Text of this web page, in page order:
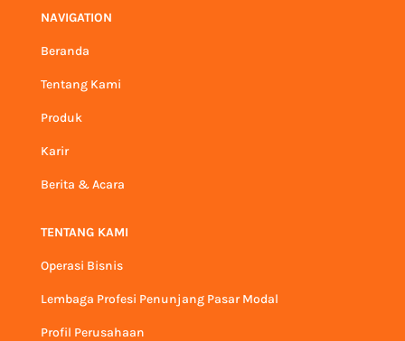
NAVIGATION
Beranda
Tentang Kami
Produk
Karir
Berita & Acara
TENTANG KAMI
Operasi Bisnis
Lembaga Profesi Penunjang Pasar Modal
Profil Perusahaan